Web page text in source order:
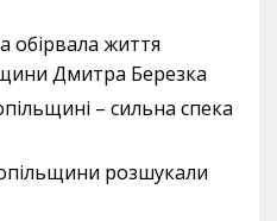
обірвала життя
Дмитра Березка
– сильна спека
розшукали